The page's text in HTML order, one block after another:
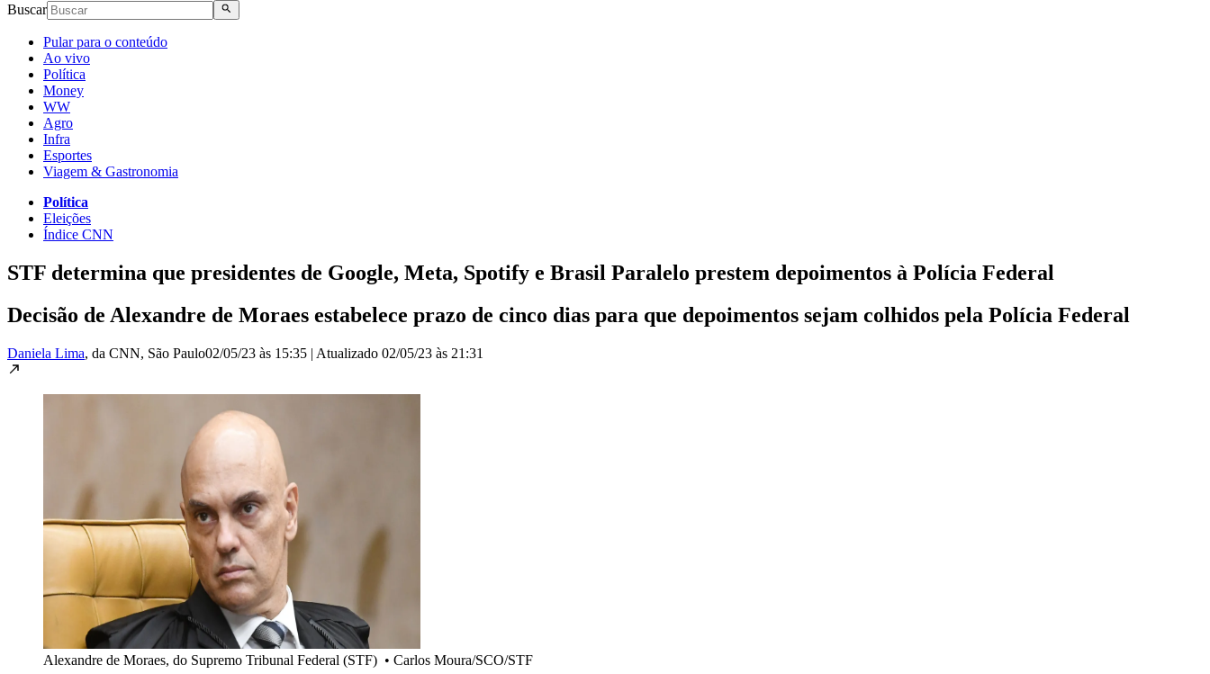
Buscar
Pular para o conteúdo
Ao vivo
Política
Money
WW
Agro
Infra
Esportes
Viagem & Gastronomia
Política
Eleições
Índice CNN
STF determina que presidentes de Google, Meta, Spotify e Brasil Paralelo prestem depoimentos à Polícia Federal
Decisão de Alexandre de Moraes estabelece prazo de cinco dias para que depoimentos sejam colhidos pela Polícia Federal
Daniela Lima, da CNN, São Paulo02/05/23 às 15:35 | Atualizado 02/05/23 às 21:31
Alexandre de Moraes, do Supremo Tribunal Federal (STF) • Carlos Moura/SCO/STF